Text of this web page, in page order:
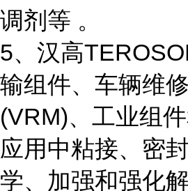
调剂等 。
5、汉高
输组件、车辆维
(VRM)、工业组
应用中粘接、密
学、加强和强化